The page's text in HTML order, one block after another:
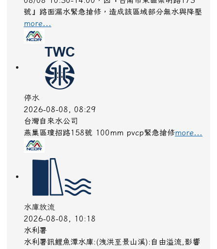
號』路面漏水緊急搶修，造成該區域部分無水與降壓
more...
停水
2026-08-08, 08:29
台灣自來水公司
燕巢區瓊招路158號 100mm pvcp緊急搶修more...
水庫放流
2026-08-08, 10:18
水利署
水利署訊鯉魚潭水庫:(洩洪至景山溪):自由溢流,影響